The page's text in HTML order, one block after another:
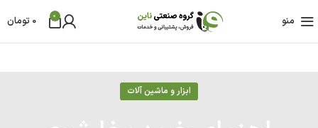
منو 0
0 تومان
ابزار و ماشین آلات